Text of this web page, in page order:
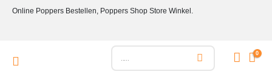
Online Poppers Bestellen, Poppers Shop Store Winkel.
0